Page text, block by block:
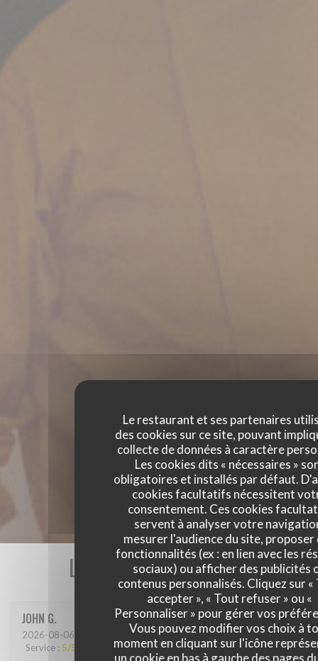
Le restaurant et ses partenaires
des cookies sur ce site, pouvant
collecte de données à caractère
Les cookies dits « nécessaires »
obligatoires et installés par défaut.
cookies facultatifs nécessitent
consentement. Ces cookies
servent à analyser votre
mesurer l'audience du site, proposer
fonctionnalités (ex : en lien avec les
sociaux) ou afficher des publicités
contenus personnalisés. Cliquez sur «
accepter », « Tout refuser » ou «
Personnaliser » pour gérer vos
Vous pouvez modifier vos choix à
moment en cliquant sur l'icône
un cookie en bas à gauche des pages
Les avis de nos clients
JOHN G
2026-08-06 - 12:30 - Couverts 3
Service : 5/5 Ambiance:5/5 Cuisine :5/5 Qualité / Prix:5/5